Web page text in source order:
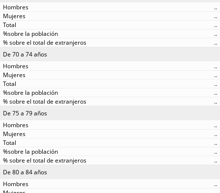
..
..
..
..
..
De 70 a 74 años
..
..
..
..
..
De 75 a 79 años
..
..
..
..
..
De 80 a 84 años
..